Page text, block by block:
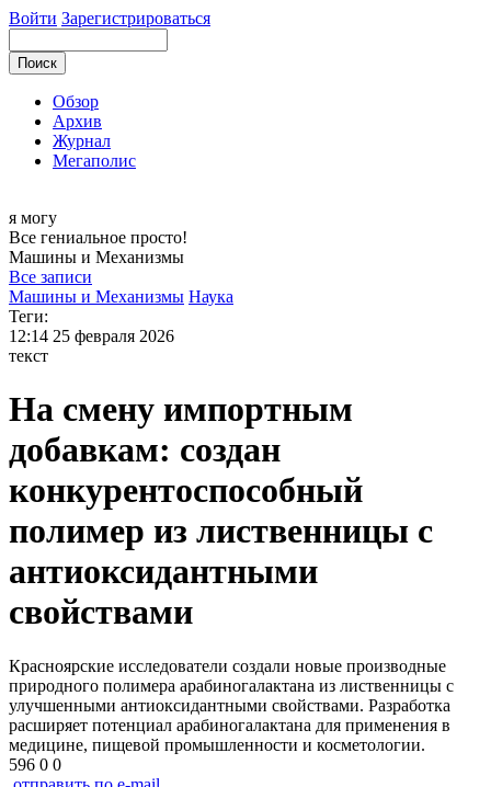
Войти Зарегистрироваться
Обзор
Архив
Журнал
Мегаполис
я могу
Все гениальное просто!
Машины и Механизмы
Все записи
Машины и Механизмы Наука
Теги:
12:14 25 февраля 2026
текст
На смену импортным
добавкам: создан
конкурентоспособный
полимер из лиственницы с
антиоксидантными
свойствами
Красноярские исследователи создали новые производные
природного полимера арабиногалактана из лиственницы с
улучшенными антиоксидантными свойствами. Разработка
расширяет потенциал арабиногалактана для применения в
медицине, пищевой промышленности и косметологии.
596 0 0